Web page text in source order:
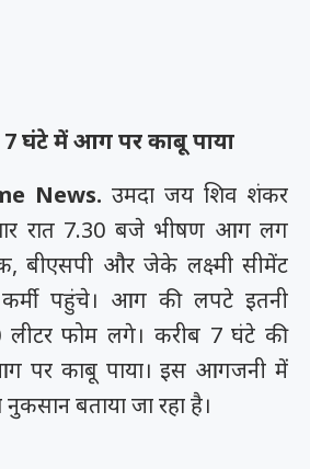
7 घंटे में आग पर काबू पाया
News. उमदा जय शिव शंकर
रात 7.30 बजे भीषण आग लग
बीएसपी और जेके लक्ष्मी सीमेंट
पहुंचे। आग की लपटे इतनी
फोम लगे। करीब 7 घंटे की
पर काबू पाया। इस आगजनी में
बताया जा रहा है।